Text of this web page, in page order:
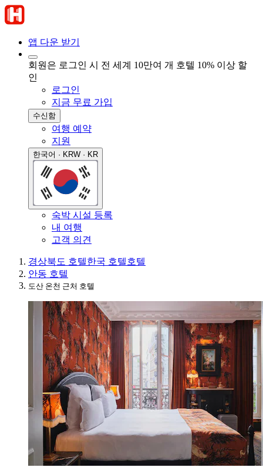
앱 다운 받기
회원은 로그인 시 전 세계 10만여 개 호텔 10% 이상 할
인
로그인
지금 무료 가입
수신함
여행 예약
지원
한국어 · KRW · KR
숙박 시설 등록
내 여행
고객 의견
경상북도 호텔한국 호텔호텔
안동 호텔
도산 온천 근처 호텔